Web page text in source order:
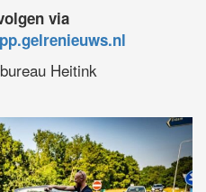
via
Heitink